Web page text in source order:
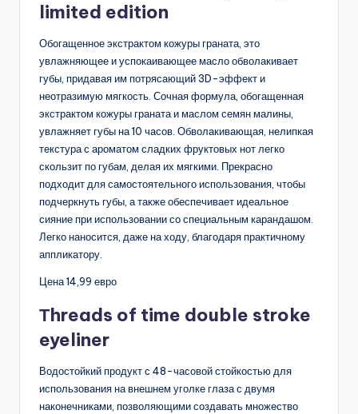
limited edition
Обогащенное экстрактом кожуры граната, это
увлажняющее и успокаивающее масло обволакивает
губы, придавая им потрясающий 3D-эффект и
неотразимую мягкость. Сочная формула, обогащенная
экстрактом кожуры граната и маслом семян малины,
увлажняет губы на 10 часов. Обволакивающая, нелипкая
текстура с ароматом сладких фруктовых нот легко
скользит по губам, делая их мягкими. Прекрасно
подходит для самостоятельного использования, чтобы
подчеркнуть губы, а также обеспечивает идеальное
сияние при использовании со специальным карандашом.
Легко наносится, даже на ходу, благодаря практичному
аппликатору.
Цена 14,99 евро
Тhreads of time double stroke
eyeliner
Водостойкий продукт с 48-часовой стойкостью для
использования на внешнем уголке глаза с двумя
наконечниками, позволяющими создавать множество